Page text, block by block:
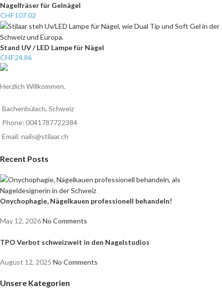
Nagelfräser für Gelnägel
CHF107.02
Stand UV / LED Lampe für Nägel
CHF24.86
Herzlich Willkommen.
Bachenbülach, Schweiz
Phone: 0041787722384
Email: nails@stilaar.ch
Recent Posts
Onychophagie, Nägelkauen professionell behandeln!
May 12, 2026No Comments
TPO Verbot schweizweit in den Nagelstudios
August 12, 2025 No Comments
Unsere Kategorien